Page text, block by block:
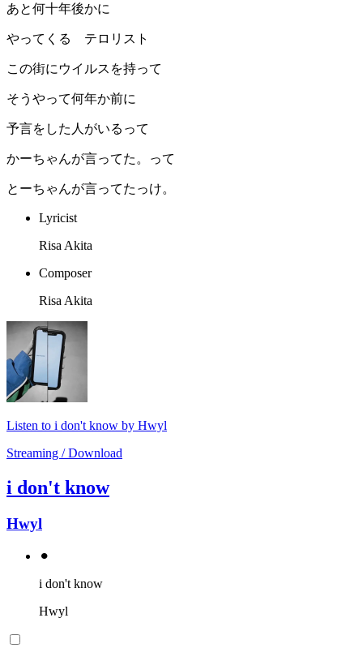
あと何十年後かに
やってくる テロリスト
この街にウイルスを持って
そうやって何年か前に
予言をした人がいるって
かーちゃんが言ってた。って
とーちゃんが言ってたっけ。
Lyricist
Risa Akita
Composer
Risa Akita
Listen to i don't know by Hwyl
Streaming / Download
i don't know
Hwyl
⚫︎
i don't know
Hwyl